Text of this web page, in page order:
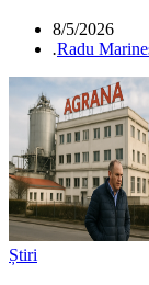
8/5/2026
.Radu
Știri